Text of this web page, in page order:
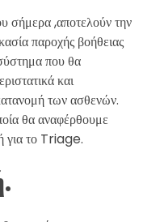
σήμερα ,αποτελούν την
παροχής βοήθειας
που θα
και
των ασθενών.
θα αναφέρθουμε
για το Triage.